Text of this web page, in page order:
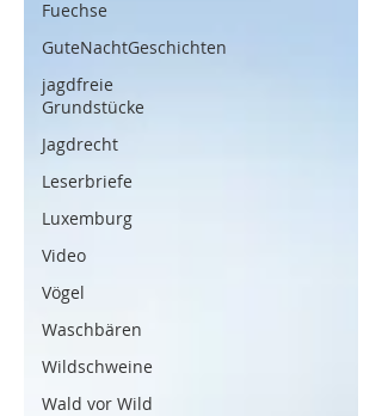
Fuechse
GuteNachtGeschichten
jagdfreie
Grundstücke
Jagdrecht
Leserbriefe
Luxemburg
Video
Vögel
Waschbären
Wildschweine
Wald vor Wild